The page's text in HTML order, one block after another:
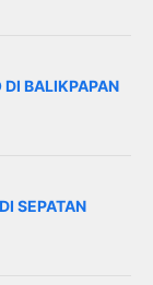
BALIKPAPAN
SEPATAN